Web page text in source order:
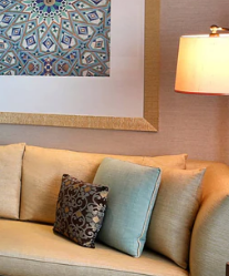
Dubai finden
nur im
Center
Eingang bietet
Technik.